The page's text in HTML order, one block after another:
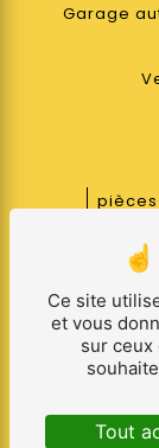
Garage
casse
garage
Ce site
et vous
sur ceux
Tout